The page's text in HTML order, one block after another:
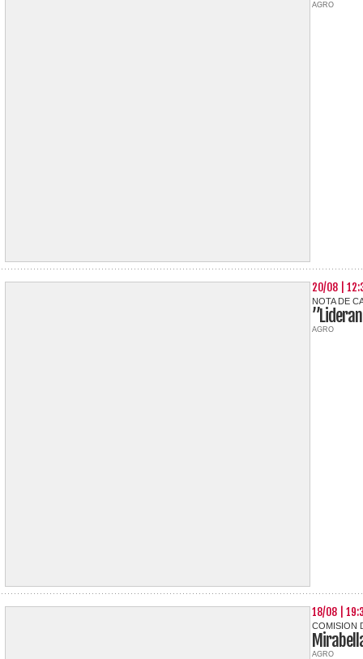
AGRO
20/08 |
NOTA DE
AGRO
18/08 |
COMISION
AGRO